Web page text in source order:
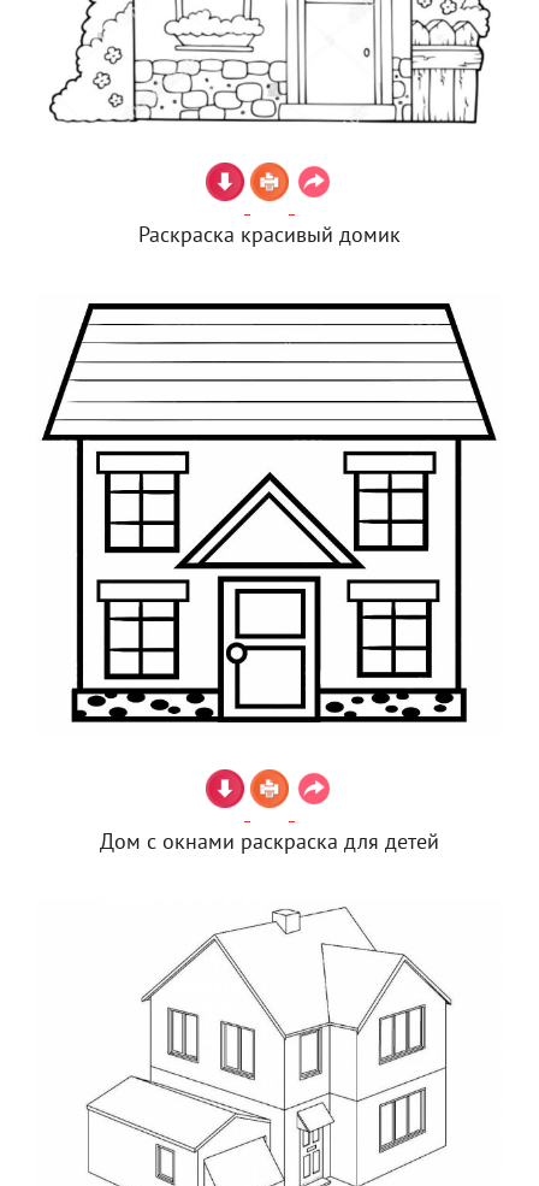
Раскраска красивый домик
Дом с окнами раскраска для детей